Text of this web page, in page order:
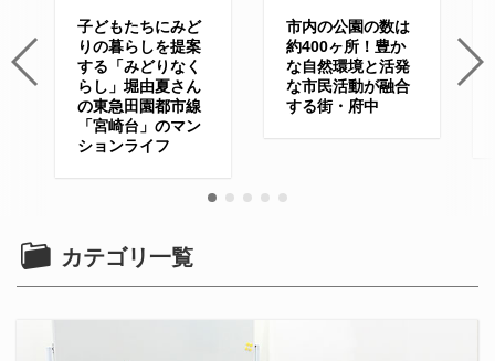
子どもたちにみど
りの暮らしを提案
する「みどりなく
らし」堀由夏さん
の東急田園都市線
「宮崎台」のマン
ションライフ
市内の公園の数は
約400ヶ所！豊か
な自然環境と活発
な市民活動が融合
する街・府中
カテゴリ一覧